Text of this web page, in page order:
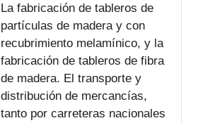
La fabricación de tableros de
partículas de madera y con
recubrimiento melamínico, y la
fabricación de tableros de fibra
de madera. El transporte y
distribución de mercancías,
tanto por carreteras nacionales